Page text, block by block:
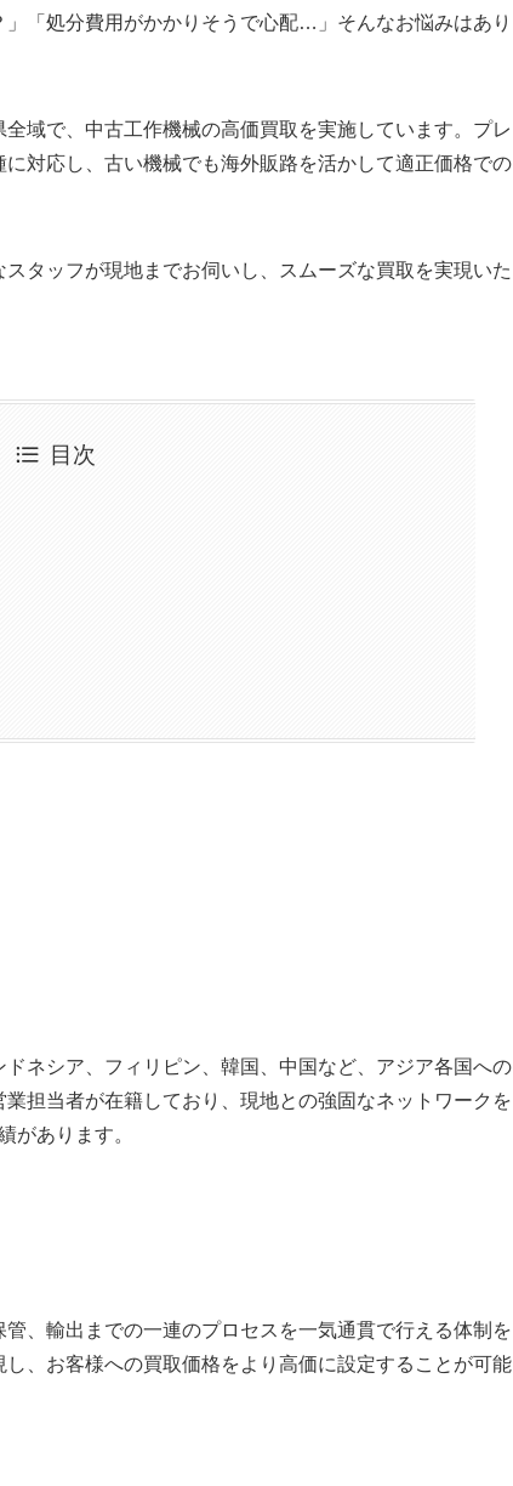
」「処分費用がかかりそうで心配…」そんなお悩みはあり
域で、中古工作機械の高価買取を実施しています。プレ
対応し、古い機械でも海外販路を活かして適正価格での
タッフが現地までお伺いし、スムーズな買取を実現いた
目次
ネシア、フィリピン、韓国、中国など、アジア各国への
担当者が在籍しており、現地との強固なネットワークを
があります。
、輸出までの一連のプロセスを一気通貫で行える体制を
、お客様への買取価格をより高価に設定することが可能